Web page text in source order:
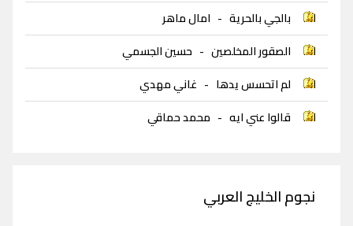
بالجي بالحرية - امال ماهر
الصقور المخلصين - حسين الجسمي
لم اتحسس يدها - غاني مهدي
قالوا عني ايه - محمد حماقي
نجوم الخليج العربي